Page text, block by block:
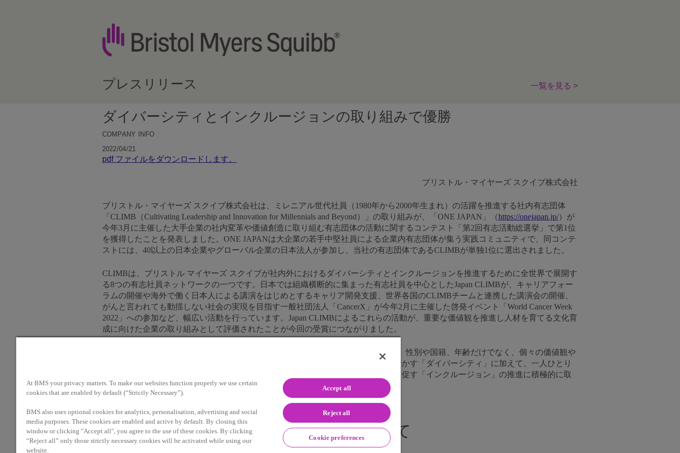
プレスリリース 一覧を見る >
ダイバーシティとインクルージョンの取り組みで優勝
COMPANY INFO
2022/04/21
pdf ファイルをダウンロードします。
ブリストル・マイヤーズ スクイブ株式会社
ブリストル・マイヤーズ スクイブ株式会社は、ミレニアル世代社員（1980年から2000年生まれ）の活躍を推進する社内有志団体
「CLIMB（Cultivating Leadership and Innovation for Millennials and Beyond）」の取り組みが、「ONE JAPAN」（https://onejapan.jp/）が
今年3月に主催した大手企業の社内変革や価値創造に取り組む有志団体の活動に関するコンテスト「第2回有志活動総選挙」で第1位
を獲得したことを発表しました。ONE JAPANは大企業の若手中堅社員による企業内有志団体が集う実践コミュニティで、同コンテ
ストには、40以上の日本企業やグローバル企業の日本法人が参加し、当社の有志団体であるCLIMBが単独1位に選出されました。
CLIMBは、ブリストル マイヤーズ スクイブが社内外におけるダイバーシティとインクルージョンを推進するために全世界で展開す
る8つの有志社員ネットワークの一つです。日本では組織横断的に集まった有志社員を中心としたJapan CLIMBが、キャリアフォー
ラムの開催や海外で働く日本人による講演をはじめとするキャリア開発支援、世界各国のCLIMBチームと連携した講演会の開催、
がんと言われても動揺しない社会の実現を目指す一般社団法人「CancerX」が今年2月に主催した啓発イベント「World Cancer Week
2022」への参加など、幅広い活動を行っています。Japan CLIMBによるこれらの活動が、重要な価値観を推進し人材を育てる文化育
成に向けた企業の取り組みとして評価されたことが今回の受賞につながりました。
ブリストル マイヤーズ スクイブは、人材こそが最大の財産であるとの考えのもと、性別や国籍、年齢だけでなく、個々の価値観や
考え方、性格の多様性を受け入れることを重視しています。一人ひとりの人材を活かす「ダイバーシティ」に加えて、一人ひとり
が自分らしく組織に参加・貢献できる機会を提供し、イノベーションや相互成長を促す「インクルージョン」の推進に積極的に取
り組んでいます。
ブリストル マイヤーズ スクイブについて
At BMS your privacy matters. To make our websites function properly we use certain
cookies that are enabled by default (“Strictly Necessary”).
BMS also uses optional cookies for analytics, personalisation, advertising and social
media purposes. These cookies are enabled and active by default. By closing this
window or clicking "Accept all", you agree to the use of these cookies. By clicking
“Reject all” only those strictly necessary cookies will be activated while using our
website.
Accept all
Reject all
Cookie preferences